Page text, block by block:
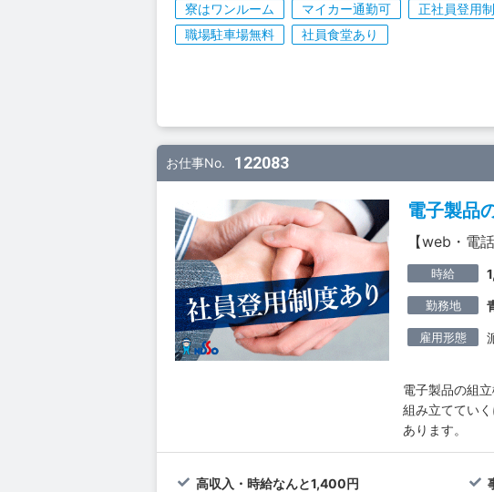
寮はワンルーム マイカー通勤可 正社員登用
職場駐車場無料
社員食堂あり
お仕事No. 122083
電子製品
【web・電
時給
勤務地
雇用形態
電子製品の組
組み立ててい
あります。
高収入・時給なんと1,400円